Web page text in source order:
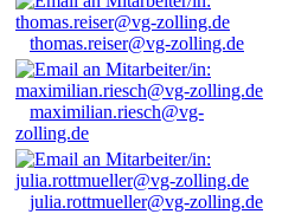
thomas.reiser@vg-zolling.de
maximilian.riesch@vg-
zolling.de
julia.rottmueller@vg-zolling.de